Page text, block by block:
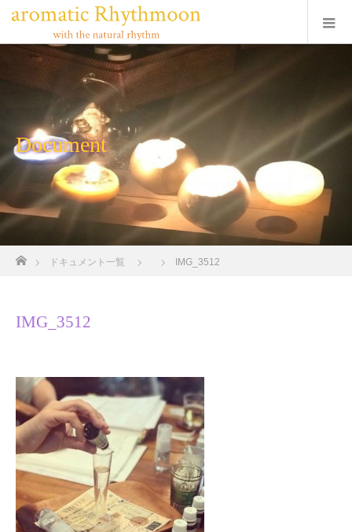
Document
ホーム
ドキュメント一覧 IMG_3512
IMG_3512